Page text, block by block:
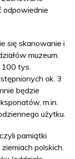
odpowiednie
się skanowanie i
muzeum.
100 tys.
ok. 3
będzie
m.in.
użytku.
pamiątki
polskich.